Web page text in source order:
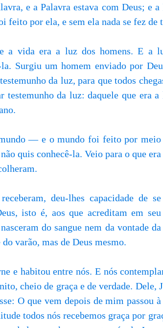
e a Palavra estava com Deus; e
feito por ela, e sem ela nada se fez
a vida era a luz dos homens. E a
Surgiu um homem enviado por
da luz, para que todos
testemunho da luz: daquele que era
— e o mundo foi feito por meio
quis conhecê-la. Veio para o que era
deu-lhes capacidade de se
isto é, aos que acreditam em seu
do sangue nem da vontade da
varão, mas de Deus mesmo.
e habitou entre nós. E nós
cheio de graça e de verdade. Dele,
O que vem depois de mim passou
todos nós recebemos graça por